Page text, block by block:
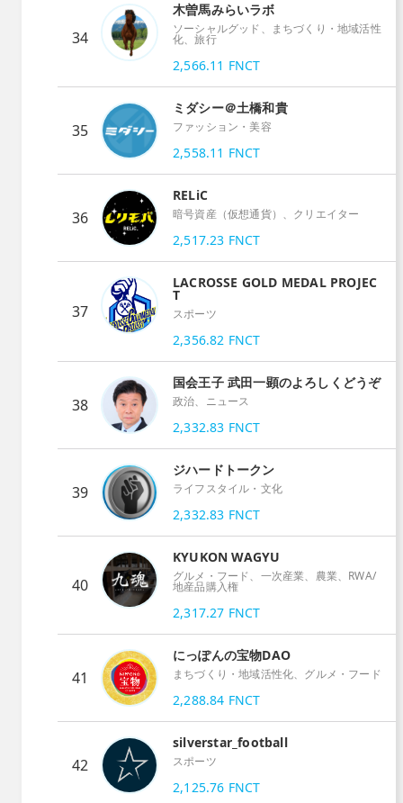
34
木曽馬みらいラボ
ソーシャルグッド、まちづくり・地域活性
化、旅行
2,566.11 FNCT
35
ミダシー＠土橋和貴
ファッション・美容
2,558.11 FNCT
36
RELiC
暗号資産（仮想通貨）、クリエイター
2,517.23 FNCT
37
LACROSSE GOLD MEDAL PROJEC
T
スポーツ
2,356.82 FNCT
38
国会王子 武田一顕のよろしくどうぞ
政治、ニュース
2,332.83 FNCT
39
ジハードトークン
ライフスタイル・文化
2,332.83 FNCT
40
KYUKON WAGYU
グルメ・フード、一次産業、農業、RWA/
地産品購入権
2,317.27 FNCT
41
にっぽんの宝物DAO
まちづくり・地域活性化、グルメ・フード
2,288.84 FNCT
42
silverstar_football
スポーツ
2,125.76 FNCT